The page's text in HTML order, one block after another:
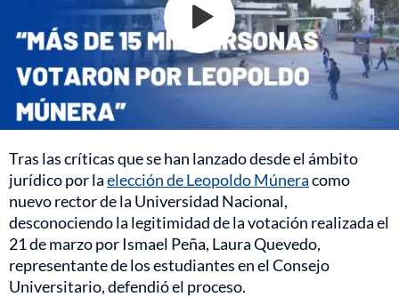
Tras las críticas que se han lanzado desde el ámbito
jurídico por laelección de Leopoldo Múneracomo
nuevo rector de la Universidad Nacional,
desconociendo la legitimidad de la votación realizada el
21 de marzo por Ismael Peña, Laura Quevedo,
representante de los estudiantes en el Consejo
Universitario, defendió el proceso.